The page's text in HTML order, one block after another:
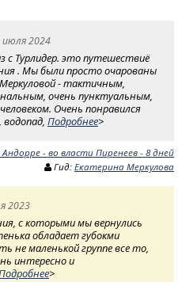
июля 2024
с Турлидер. это путешествиё
. Мы были просто очарованы
- тактичным,
очень пунктуальным,
Очень понравился
Подробнее>
Андорре - во власти Пиренеев - 8 дней
Гид: Екатерина Меркулова
2023
с которыми мы вернулись
обладает губокми
не маленькой группе все то,
интересно и
>